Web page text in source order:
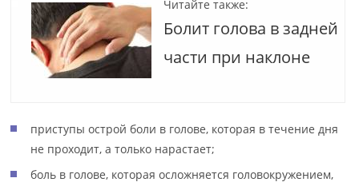
Читайте также:
Болит голова в задней
части при наклоне
приступы острой боли в голове, которая в течение дня
не проходит, а только нарастает;
боль в голове, которая осложняется головокружением,